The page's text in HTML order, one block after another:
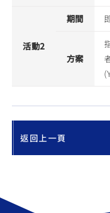
活動2
期間
方案
返回上一頁